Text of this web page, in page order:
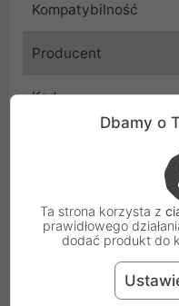
Kompatybilność
Producent
Kod
Osoba odpowiedzialna i
Dbamy o
Ta strona korzysta z
prawidłowego
dodać produkt do